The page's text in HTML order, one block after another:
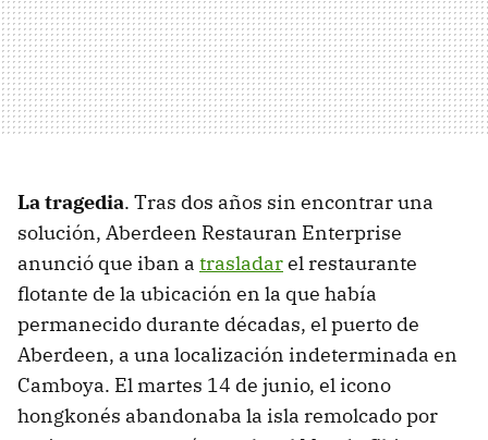
La tragedia. Tras dos años sin encontrar una
solución, Aberdeen Restauran Enterprise
anunció que iban a trasladarel restaurante
flotante de la ubicación en la que había
permanecido durante décadas, el puerto de
Aberdeen, a una localización indeterminada en
Camboya. El martes 14 de junio, el icono
hongkonés abandonaba la isla remolcado por